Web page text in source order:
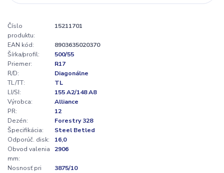
Číslo
produktu:
15211701
EAN kód:
8903635020370
Šírka/profil:
500/55
Priemer:
R17
R/D:
Diagonálne
TL/TT:
TL
LI/SI:
155 A2/148 A8
Výrobca:
Alliance
PR:
12
Dezén:
Forestry 328
Špecifikácia:
Steel Betled
Odporúč. disk:
16,0
Obvod valenia
mm:
2906
Nosnosť pri
3875/10